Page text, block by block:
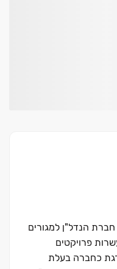
הנדל"ן למגורים
פרויקטים
כחברה בעלת